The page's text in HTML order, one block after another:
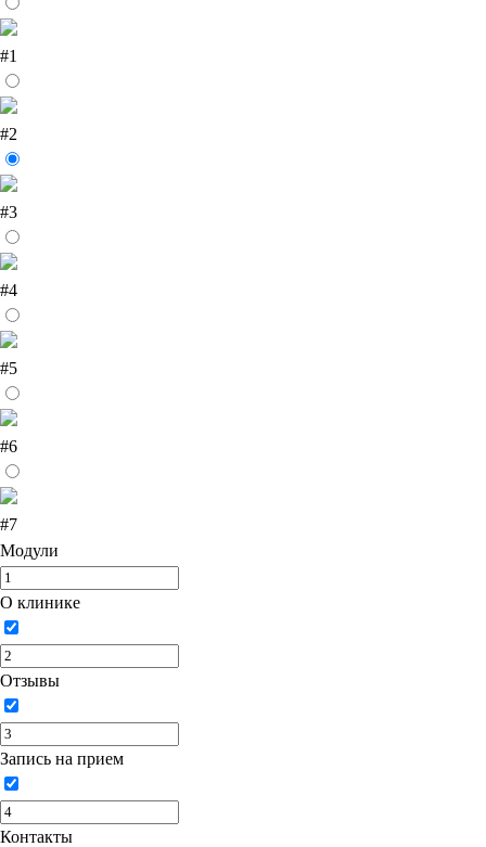
#1
#2
#3
#4
#5
#6
#7
Модули
О клинике
Отзывы
Запись на прием
Контакты